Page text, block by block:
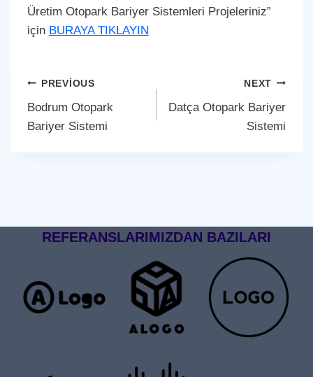
Üretim Otopark Bariyer Sistemleri Projeleriniz”
için BURAYA TIKLAYIN
Yazı
gezinmesi
PREVIOUS
Bodrum Otopark
Bariyer Sistemi
NEXT
Datça Otopark Bariyer
Sistemi
REFERANSLARIMIZDAN BAZILARI